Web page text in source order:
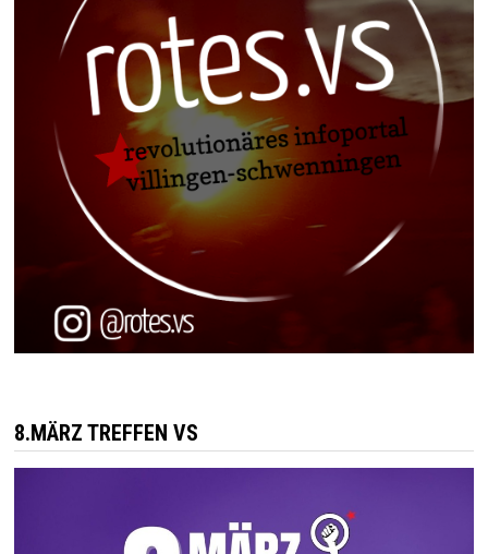
8.MÄRZ TREFFEN VS